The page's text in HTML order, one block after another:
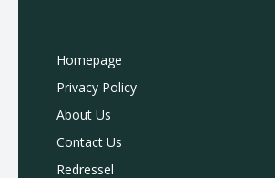
Homepage
Privacy Policy
About Us
Contact Us
Redressel